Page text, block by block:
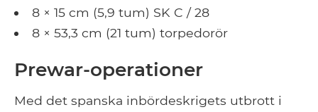
8 × 15 cm (5,9 tum) SK C / 28
8 × 53,3 cm (21 tum) torpedorör
Prewar-operationer
Med det spanska inbördeskrigets utbrott i